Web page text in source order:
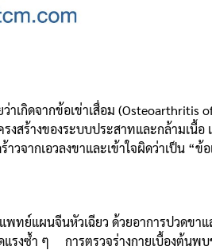
ว่าเกิดจากข้อเข่าเสื่อม
รงสร้างของระบบประสาทและกล้ามเ
วจากเอวลงขาและเข้าใจผิดว่าเป็น “ข้อ
ย์แผนจีนหัวเฉียว ด้วยอาการปวดขาแ
รงซ้ำ ๆ การตรวจร่างกายเบื้องต้นพ